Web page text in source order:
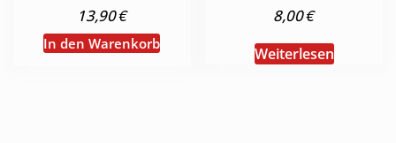
13,90€
In den Warenkorb
8,00€
Weiterlesen